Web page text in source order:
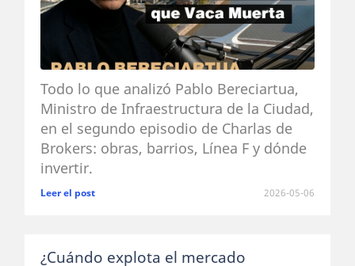
Todo lo que analizó Pablo Bereciartua,
Ministro de Infraestructura de la Ciudad,
en el segundo episodio de Charlas de
Brokers: obras, barrios, Línea F y dónde
invertir.
Leer el post 2026-05-06
¿Cuándo explota el mercado